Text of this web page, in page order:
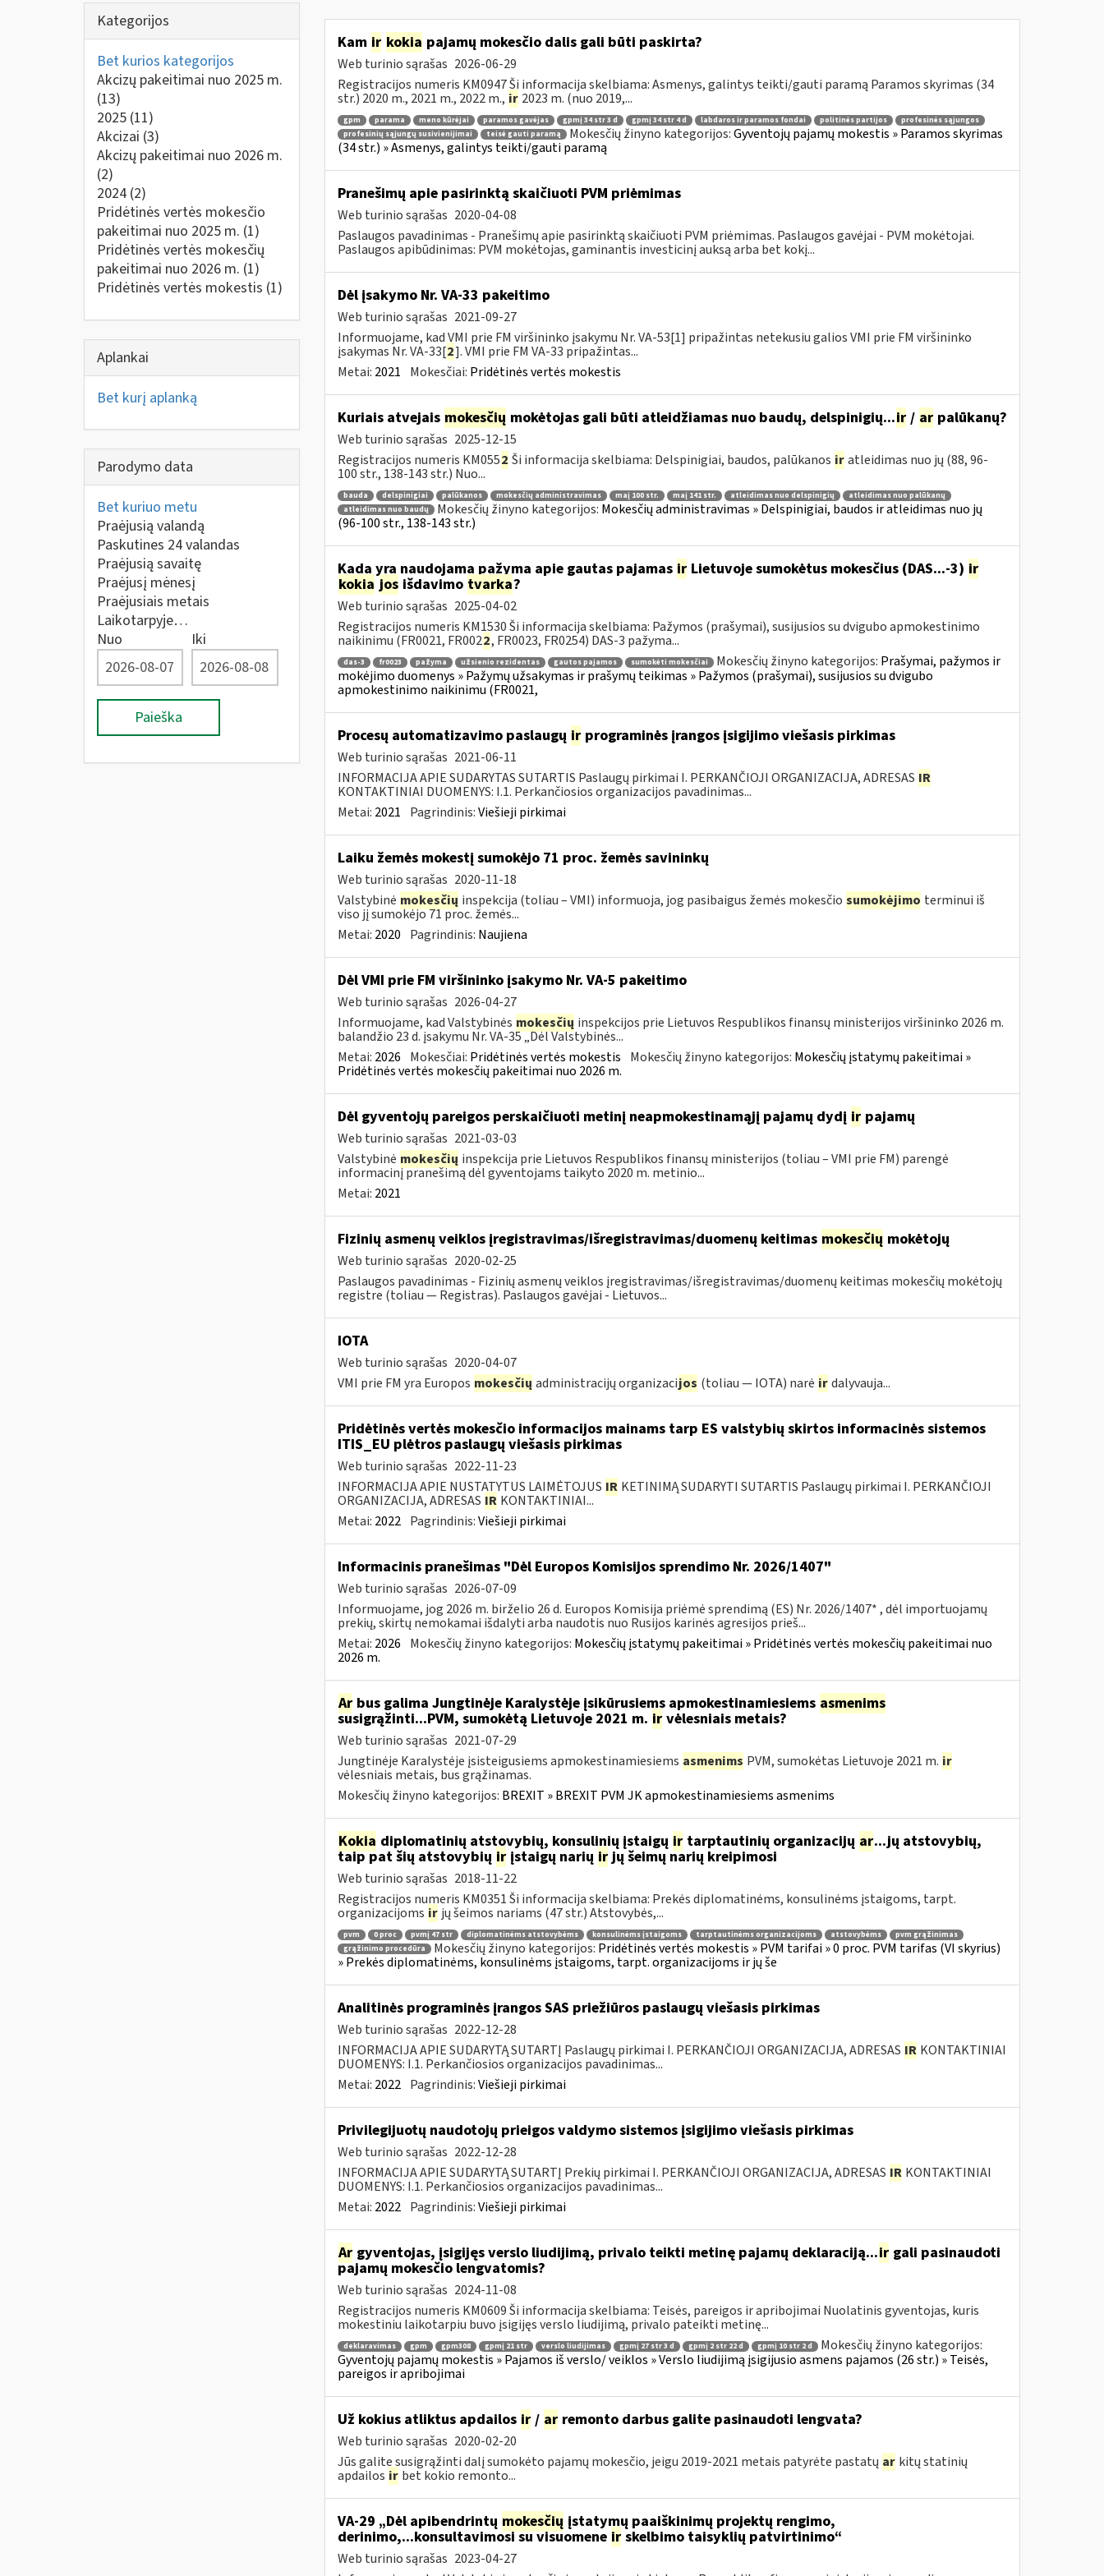
Kategorijos
Bet kurios kategorijos
Akcizų pakeitimai nuo 2025 m.
(13)
2025 (11)
Akcizai (3)
Akcizų pakeitimai nuo 2026 m.
(2)
2024 (2)
Pridėtinės vertės mokesčio
pakeitimai nuo 2025 m. (1)
Pridėtinės vertės mokesčių
pakeitimai nuo 2026 m. (1)
Pridėtinės vertės mokestis (1)
Aplankai
Bet kurį aplanką
Parodymo data
Bet kuriuo metu
Praėjusią valandą
Paskutines 24 valandas
Praėjusią savaitę
Praėjusį mėnesį
Praėjusiais metais
Laikotarpyje…
Nuo
Iki
Paieška
Kam ir kokia pajamų mokesčio dalis gali būti paskirta?
Web turinio sąrašas 2026-06-29
Registracijos numeris KM0947 Ši informacija skelbiama: Asmenys, galintys teikti/gauti paramą Paramos skyrimas (34
str.) 2020 m., 2021 m., 2022 m., ir 2023 m. (nuo 2019,...
gpm parama meno kūrėjai paramos gavėjas gpmį 34 str 3 d gpmį 34 str 4 d labdaros ir paramos fondai politinės partijos
profesinės sąjungos
profesinių sąjungų susivienijimai
teisė gauti paramą Mokesčių žinyno kategorijos:Gyventojų pajamų mokestis » Paramos skyrimas
(34 str.) » Asmenys, galintys teikti/gauti paramą
Pranešimų apie pasirinktą skaičiuoti PVM priėmimas
Web turinio sąrašas 2020-04-08
Paslaugos pavadinimas - Pranešimų apie pasirinktą skaičiuoti PVM priėmimas. Paslaugos gavėjai - PVM mokėtojai.
Paslaugos apibūdinimas: PVM mokėtojas, gaminantis investicinį auksą arba bet kokį...
Dėl įsakymo Nr. VA-33 pakeitimo
Web turinio sąrašas 2021-09-27
Informuojame, kad VMI prie FM viršininko įsakymu Nr. VA-53[1] pripažintas netekusiu galios VMI prie FM viršininko
įsakymas Nr. VA-33[2]. VMI prie FM VA-33 pripažintas...
Metai: 2021 Mokesčiai: Pridėtinės vertės mokestis
Kuriais atvejais mokesčių mokėtojas gali būti atleidžiamas nuo baudų, delspinigių...ir/ arpalūkanų?
Web turinio sąrašas 2025-12-15
Registracijos numeris KM0552 Ši informacija skelbiama: Delspinigiai, baudos, palūkanos ir atleidimas nuo jų (88, 96-
100 str., 138-143 str.) Nuo...
bauda delspinigiai palūkanos mokesčių administravimas maį 100 str. maį 141 str. atleidimas nuo delspinigių
atleidimas nuo palūkanų
atleidimas nuo baudų
Mokesčių žinyno kategorijos: Mokesčių administravimas » Delspinigiai, baudos ir atleidimas nuo jų
(96-100 str., 138-143 str.)
Kada yra naudojama pažyma apie gautas pajamas irLietuvoje sumokėtus mokesčius (DAS...-3) ir
kokia jos išdavimo tvarka?
Web turinio sąrašas 2025-04-02
Registracijos numeris KM1530 Ši informacija skelbiama: Pažymos (prašymai), susijusios su dvigubo apmokestinimo
naikinimu (FR0021, FR0022, FR0023, FR0254) DAS-3 pažyma...
das-3 fr0023 pažyma užsienio rezidentas gautos pajamos sumokėti mokesčiai Mokesčių žinyno kategorijos: Prašymai, pažymos ir
mokėjimo duomenys » Pažymų užsakymas ir prašymų teikimas » Pažymos (prašymai), susijusios su dvigubo
apmokestinimo naikinimu (FR0021,
Procesų automatizavimo paslaugų irprograminės įrangos įsigijimo viešasis pirkimas
Web turinio sąrašas 2021-06-11
INFORMACIJA APIE SUDARYTAS SUTARTIS Paslaugų pirkimai I. PERKANČIOJI ORGANIZACIJA, ADRESAS IR
KONTAKTINIAI DUOMENYS: I.1. Perkančiosios organizacijos pavadinimas...
Metai: 2021 Pagrindinis:Viešieji pirkimai
Laiku žemės mokestį sumokėjo 71 proc. žemės savininkų
Web turinio sąrašas 2020-11-18
Valstybinė mokesčių inspekcija (toliau – VMI) informuoja, jog pasibaigus žemės mokesčio sumokėjimo terminui iš
viso jį sumokėjo 71 proc. žemės...
Metai: 2020 Pagrindinis: Naujiena
Dėl VMI prie FM viršininko įsakymo Nr. VA-5 pakeitimo
Web turinio sąrašas 2026-04-27
Informuojame, kad Valstybinės mokesčių inspekcijos prie Lietuvos Respublikos finansų ministerijos viršininko 2026 m.
balandžio 23 d. įsakymu Nr. VA-35 „Dėl Valstybinės...
Metai: 2026 Mokesčiai: Pridėtinės vertės mokestis Mokesčių žinyno kategorijos: Mokesčių įstatymų pakeitimai »
Pridėtinės vertės mokesčių pakeitimai nuo 2026 m.
Dėl gyventojų pareigos perskaičiuoti metinį neapmokestinamąjį pajamų dydį irpajamų
Web turinio sąrašas 2021-03-03
Valstybinė mokesčių inspekcija prie Lietuvos Respublikos finansų ministerijos (toliau – VMI prie FM) parengė
informacinį pranešimą dėl gyventojams taikyto 2020 m. metinio...
Metai: 2021
Fizinių asmenų veiklos įregistravimas/išregistravimas/duomenų keitimas mokesčių mokėtojų
Web turinio sąrašas 2020-02-25
Paslaugos pavadinimas - Fizinių asmenų veiklos įregistravimas/išregistravimas/duomenų keitimas mokesčių mokėtojų
registre (toliau — Registras). Paslaugos gavėjai - Lietuvos...
IOTA
Web turinio sąrašas 2020-04-07
VMI prie FM yra Europos mokesčių administracijų organizacijos (toliau — IOTA) narė ir dalyvauja...
Pridėtinės vertės mokesčio informacijos mainams tarp ES valstybių skirtos informacinės sistemos
ITIS_EU plėtros paslaugų viešasis pirkimas
Web turinio sąrašas 2022-11-23
INFORMACIJA APIE NUSTATYTUS LAIMĖTOJUS IR KETINIMĄ SUDARYTI SUTARTIS Paslaugų pirkimai I. PERKANČIOJI
ORGANIZACIJA, ADRESAS IR KONTAKTINIAI...
Metai: 2022 Pagrindinis:Viešieji pirkimai
Informacinis pranešimas "Dėl Europos Komisijos sprendimo Nr. 2026/1407"
Web turinio sąrašas 2026-07-09
Informuojame, jog 2026 m. birželio 26 d. Europos Komisija priėmė sprendimą (ES) Nr. 2026/1407* , dėl importuojamų
prekių, skirtų nemokamai išdalyti arba naudotis nuo Rusijos karinės agresijos prieš...
Metai: 2026 Mokesčių žinyno kategorijos: Mokesčių įstatymų pakeitimai » Pridėtinės vertės mokesčių pakeitimai nuo
2026 m.
Arbus galima Jungtinėje Karalystėje įsikūrusiems apmokestinamiesiems asmenims
susigrąžinti...PVM, sumokėtą Lietuvoje 2021 m. irvėlesniais metais?
Web turinio sąrašas 2021-07-29
Jungtinėje Karalystėje įsisteigusiems apmokestinamiesiems asmenims PVM, sumokėtas Lietuvoje 2021 m. ir
vėlesniais metais, bus grąžinamas.
Mokesčių žinyno kategorijos: BREXIT » BREXIT PVM JK apmokestinamiesiems asmenims
Kokia diplomatinių atstovybių, konsulinių įstaigų irtarptautinių organizacijų ar...jų atstovybių,
taip pat šių atstovybių irįstaigų narių irjų šeimų narių kreipimosi
Web turinio sąrašas 2018-11-22
Registracijos numeris KM0351 Ši informacija skelbiama: Prekės diplomatinėms, konsulinėms įstaigoms, tarpt.
organizacijoms ir jų šeimos nariams (47 str.) Atstovybės,...
pvm 0 proc pvmį 47 str diplomatinėms atstovybėms konsulinėms įstaigoms tarptautinėms organizacijoms atstovybėms
pvm grąžinimas
grąžinimo procedūra
Mokesčių žinyno kategorijos: Pridėtinės vertės mokestis » PVM tarifai » 0 proc. PVM tarifas (VI skyrius)
» Prekės diplomatinėms, konsulinėms įstaigoms, tarpt. organizacijoms ir jų še
Analitinės programinės įrangos SAS priežiūros paslaugų viešasis pirkimas
Web turinio sąrašas 2022-12-28
INFORMACIJA APIE SUDARYTĄ SUTARTĮ Paslaugų pirkimai I. PERKANČIOJI ORGANIZACIJA, ADRESAS IR KONTAKTINIAI
DUOMENYS: I.1. Perkančiosios organizacijos pavadinimas...
Metai: 2022 Pagrindinis:Viešieji pirkimai
Privilegijuotų naudotojų prieigos valdymo sistemos įsigijimo viešasis pirkimas
Web turinio sąrašas 2022-12-28
INFORMACIJA APIE SUDARYTĄ SUTARTĮ Prekių pirkimai I. PERKANČIOJI ORGANIZACIJA, ADRESAS IR KONTAKTINIAI
DUOMENYS: I.1. Perkančiosios organizacijos pavadinimas...
Metai: 2022 Pagrindinis:Viešieji pirkimai
Argyventojas, įsigijęs verslo liudijimą, privalo teikti metinę pajamų deklaraciją...irgali pasinaudoti
pajamų mokesčio lengvatomis?
Web turinio sąrašas 2024-11-08
Registracijos numeris KM0609 Ši informacija skelbiama: Teisės, pareigos ir apribojimai Nuolatinis gyventojas, kuris
mokestiniu laikotarpiu buvo įsigijęs verslo liudijimą, privalo pateikti metinę...
deklaravimas gpm gpm308 gpmį 21 str verslo liudijimas gpmį 27 str 3 d gpmį 2 str 22 d gpmį 10 str 2 d
Mokesčių žinyno kategorijos:
Gyventojų pajamų mokestis » Pajamos iš verslo/ veiklos » Verslo liudijimą įsigijusio asmens pajamos (26 str.) » Teisės,
pareigos ir apribojimai
Už kokius atliktus apdailos ir/ arremonto darbus galite pasinaudoti lengvata?
Web turinio sąrašas 2020-02-20
Jūs galite susigrąžinti dalį sumokėto pajamų mokesčio, jeigu 2019-2021 metais patyrėte pastatų ar kitų statinių
apdailos ir bet kokio remonto...
VA-29 „Dėl apibendrintų mokesčių įstatymų paaiškinimų projektų rengimo,
derinimo,...konsultavimosi su visuomene irskelbimo taisyklių patvirtinimo“
Web turinio sąrašas 2023-04-27